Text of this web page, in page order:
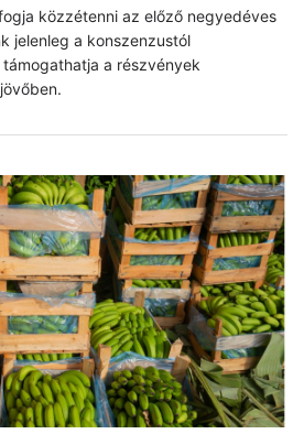
közzétenni az előző negyedéves
jelenleg a konszenzustól
a részvények